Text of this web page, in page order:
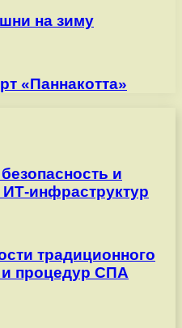
на зиму
«Паннакотта»
и
инфраструктур
традиционного
и процедур СПА